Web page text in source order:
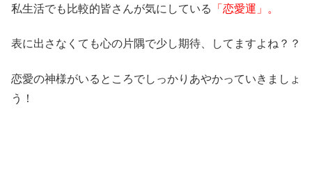
私生活でも比較的皆さんが気にしている 「恋愛運」。
表に出さなくても心の片隅で少し期待、してますよね？？
恋愛の神様がいるところでしっかりあやかっていきましょ
う！